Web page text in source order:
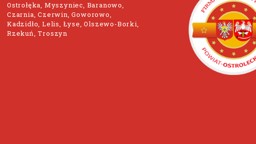
Ostrołęka, Myszyniec, Baranowo,
Czarnia, Czerwin, Goworowo,
Kadzidło, Lelis, Łyse, Olszewo-Borki,
Rzekuń, Troszyn